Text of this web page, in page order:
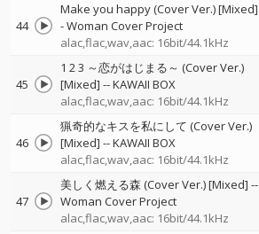
44
Make you happy (Cover Ver.) [Mixed]
-Woman Cover Project
alac,flac,wav,aac: 16bit/44.1kHz
45
1 2 3 ～恋がはじまる～ (Cover Ver.)
[Mixed] --KAWAII BOX
alac,flac,wav,aac: 16bit/44.1kHz
46
猟奇的なキスを私にして (Cover Ver.)
[Mixed] --KAWAII BOX
alac,flac,wav,aac: 16bit/44.1kHz
47
美しく燃える森 (Cover Ver.) [Mixed] --
Woman Cover Project
alac,flac,wav,aac: 16bit/44.1kHz